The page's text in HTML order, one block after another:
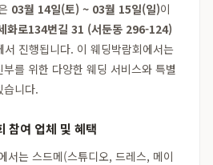
03월 14일(토) ~ 03월 15일(일)이
화로134번길 31 (서둔동 296-124)
서 진행됩니다. 이 웨딩박람회에서는
부를 위한 다양한 웨딩 서비스와 특별
습니다.
참여 업체 및 혜택
서는 스드메(스튜디오, 드레스, 메이